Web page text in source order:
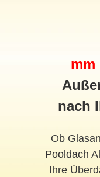
mm
nach
Ob
Pooldach
Ihre